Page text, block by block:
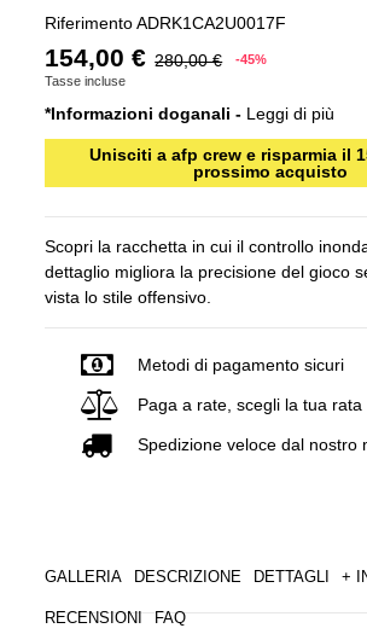
Riferimento ADRK1CA2U0017F
154,00 € 280,00 €
-45%
Tasse incluse
*Informazioni doganali - Leggi di più
Unisciti a afp crew e risparmia il
prossimo acquisto
Scopri la racchetta in cui il controllo
dettaglio migliora la precisione del gioco
vista lo stile offensivo.
Metodi di pagamento sicuri
Paga a rate, scegli la tua rata
Spedizione veloce dal nostro
GALLERIA DESCRIZIONE DETTAGLI +
RECENSIONI FAQ